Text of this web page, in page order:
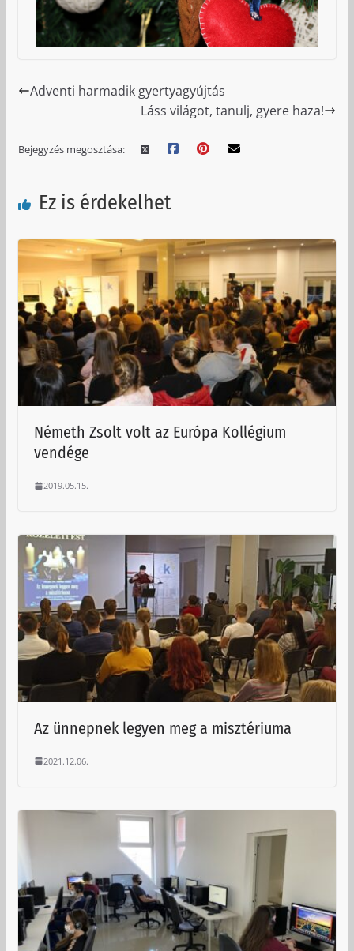
Adventi harmadik gyertyagyújtás
Láss világot, tanulj, gyere haza!
Bejegyzés megosztása:
Ez is érdekelhet
Németh Zsolt volt az Európa Kollégium
vendége
2019.05.15.
Az ünnepnek legyen meg a misztériuma
2021.12.06.